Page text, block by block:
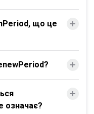
що це
означає?